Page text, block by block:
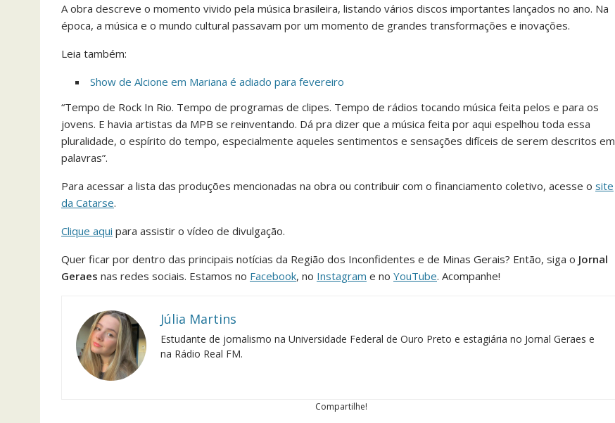
A obra descreve o momento vivido pela música brasileira, listando vários discos importantes lançados no ano. Na
época, a música e o mundo cultural passavam por um momento de grandes transformações e inovações.
Leia também:
Show de Alcione em Mariana é adiado para fevereiro
“Tempo de Rock In Rio. Tempo de programas de clipes. Tempo de rádios tocando música feita pelos e para os
jovens. E havia artistas da MPB se reinventando. Dá pra dizer que a música feita por aqui espelhou toda essa
pluralidade, o espírito do tempo, especialmente aqueles sentimentos e sensações difíceis de serem descritos em
palavras”.
Para acessar a lista das produções mencionadas na obra ou contribuir com o financiamento coletivo, acesse o site
da Catarse.
Clique aqui para assistir o vídeo de divulgação.
Quer ficar por dentro das principais notícias da Região dos Inconfidentes e de Minas Gerais? Então, siga o Jornal
Geraes nas redes sociais. Estamos no Facebook, no Instagram e no YouTube. Acompanhe!
Júlia Martins
Estudante de jornalismo na Universidade Federal de Ouro Preto e estagiária no Jornal Geraes e
na Rádio Real FM.
Compartilhe!